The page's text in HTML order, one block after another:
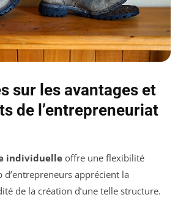
sur les avantages et
de l’entrepreneuriat
individuelle offre une flexibilité
apprécient la
de la création d’une telle structure.